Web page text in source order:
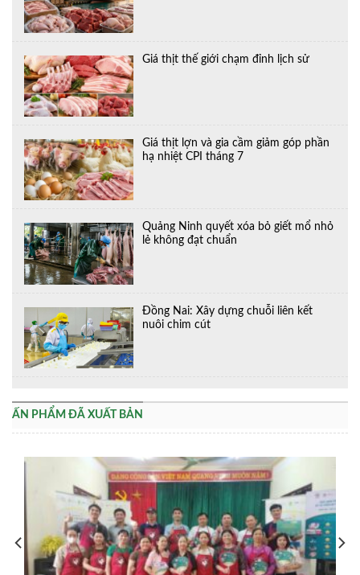
Giá thịt thế giới chạm đỉnh lịch sử
Giá thịt lợn và gia cầm giảm góp phần
hạ nhiệt CPI tháng 7
Quảng Ninh quyết xóa bỏ giết mổ nhỏ
lẻ không đạt chuẩn
Đồng Nai: Xây dựng chuỗi liên kết
nuôi chim cút
ẤN PHẨM ĐÃ XUẤT BẢN